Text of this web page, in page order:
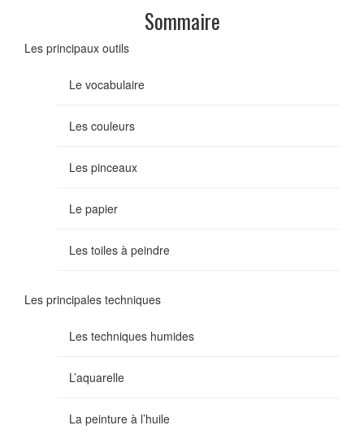
Sommaire
Les principaux outils
Le vocabulaire
Les couleurs
Les pinceaux
Le papier
Les toiles à peindre
Les principales techniques
Les techniques humides
L’aquarelle
La peinture à l’huile